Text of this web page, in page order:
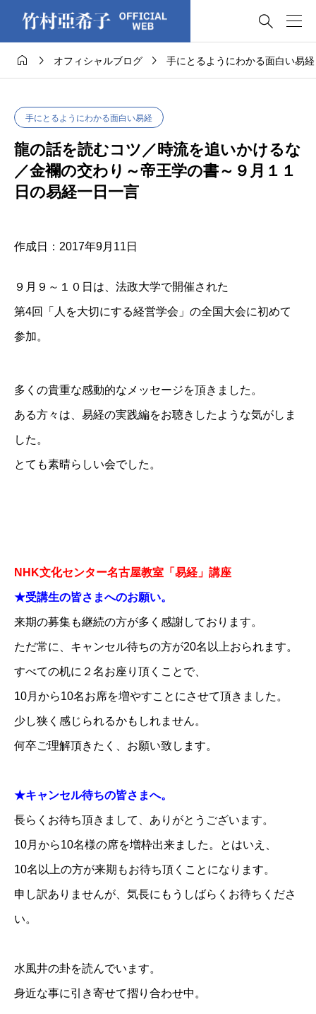

  オフィシャルブログ  手にとるようにわかる面白い易経
手にとるようにわかる面白い易経
龍の話を読むコツ／時流を追いかけるな
／金襴の交わり～帝王学の書～９月１１
日の易経一日一言
作成日：2017年9月11日
９月９～１０日は、法政大学で開催された
第4回「人を大切にする経営学会」の全国大会に初めて
参加。
多くの貴重な感動的なメッセージを頂きました。
ある方々は、易経の実践編をお聴きしたような気がしま
した。
とても素晴らしい会でした。
NHK文化センター名古屋教室「易経」講座
★受講生の皆さまへのお願い。
来期の募集も継続の方が多く感謝しております。
ただ常に、キャンセル待ちの方が20名以上おられます。
すべての机に２名お座り頂くことで、
10月から10名お席を増やすことにさせて頂きました。
少し狭く感じられるかもしれません。
何卒ご理解頂きたく、お願い致します。
★キャンセル待ちの皆さまへ。
長らくお待ち頂きまして、ありがとうございます。
10月から10名様の席を増枠出来ました。とはいえ、
10名以上の方が来期もお待ち頂くことになります。
申し訳ありませんが、気長にもうしばらくお待ちくださ
い。
水風井の卦を読んでいます。
身近な事に引き寄せて摺り合わせ中。